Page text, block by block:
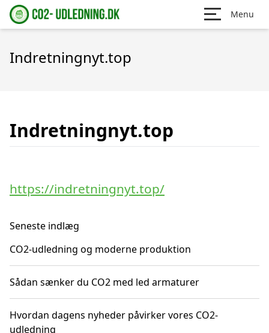
Menu
Indretningnyt.top
Indretningnyt.top
https://indretningnyt.top/
Seneste indlæg
CO2-udledning og moderne produktion
Sådan sænker du CO2 med led armaturer
Hvordan dagens nyheder påvirker vores CO2-
udledning